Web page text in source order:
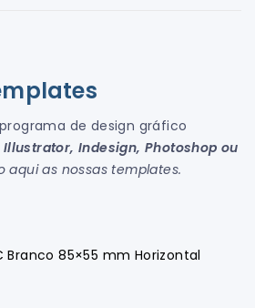
de design gráfico
Illustrator, Indesign, Photoshop ou
aqui as nossas templates.
Branco 85×55 mm Horizontal